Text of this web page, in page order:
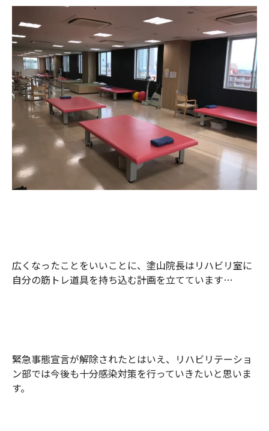
広くなったことをいいことに、塗山院長はリハビリ室に
自分の筋トレ道具を持ち込む計画を立てています…
緊急事態宣言が解除されたとはいえ、リハビリテーショ
ン部では今後も十分感染対策を行っていきたいと思いま
す。